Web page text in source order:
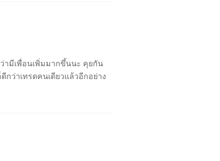
ว่ามีเพื่อนเพิ่มมากขึ้นนะ คุยกัน
กว่าเทรดคนเดียวแล้วอีกอย่าง